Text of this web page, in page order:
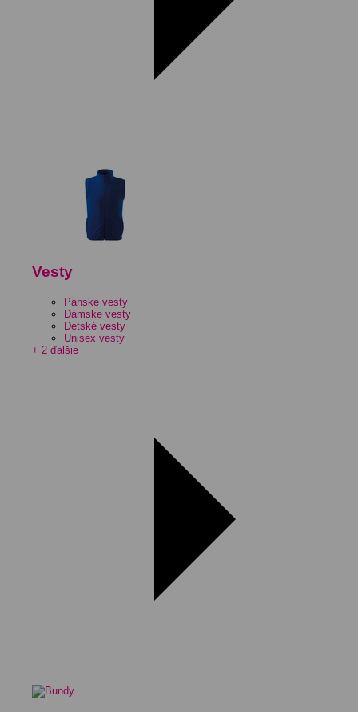
Vesty
Pánske vesty
Dámske vesty
Detské vesty
Unisex vesty
+ 2 ďalšie